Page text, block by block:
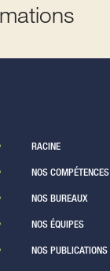
RACINE
NOS COMPÉTENCES
NOS BUREAUX
NOS ÉQUIPES
NOS PUBLICATIONS